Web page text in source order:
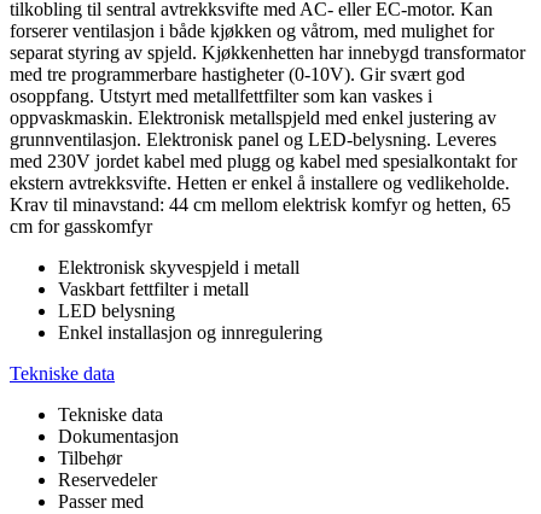
tilkobling til sentral avtrekksvifte med AC- eller EC-motor. Kan
forserer ventilasjon i både kjøkken og våtrom, med mulighet for
separat styring av spjeld. Kjøkkenhetten har innebygd transformator
med tre programmerbare hastigheter (0-10V). Gir svært god
osoppfang. Utstyrt med metallfettfilter som kan vaskes i
oppvaskmaskin. Elektronisk metallspjeld med enkel justering av
grunnventilasjon. Elektronisk panel og LED-belysning. Leveres
med 230V jordet kabel med plugg og kabel med spesialkontakt for
ekstern avtrekksvifte. Hetten er enkel å installere og vedlikeholde.
Krav til minavstand: 44 cm mellom elektrisk komfyr og hetten, 65
cm for gasskomfyr
Elektronisk skyvespjeld i metall
Vaskbart fettfilter i metall
LED belysning
Enkel installasjon og innregulering
Tekniske data
Tekniske data
Dokumentasjon
Tilbehør
Reservedeler
Passer med